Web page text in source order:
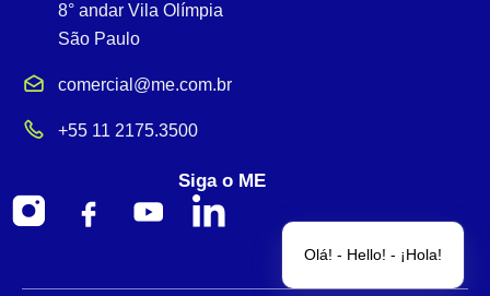
8° andar Vila Olímpia
São Paulo
comercial@me.com.br
+55 11 2175.3500
Siga o ME
Olá! - Hello! - ¡Hola!